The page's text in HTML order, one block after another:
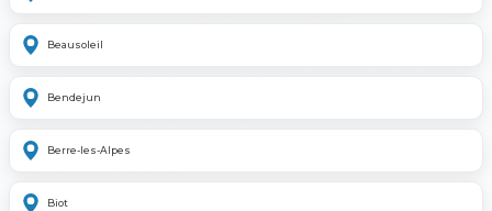
Beausoleil
Bendejun
Berre-les-Alpes
Biot